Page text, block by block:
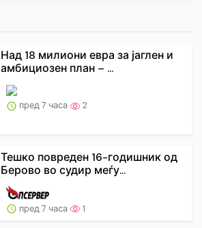
Над 18 милиони евра за јаглен и
амбициозен план – ...
пред 7 часа 2
Тешко повреден 16-годишник од
Берово во судир меѓу...
пред 7 часа 1